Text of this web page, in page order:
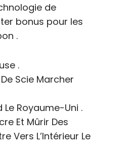
de
bonus pour les
.
.
Scie Marcher
Le Royaume-Uni .
Et Mûrir Des
Vers L’Intérieur Le